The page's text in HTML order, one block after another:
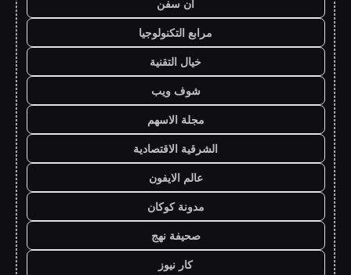
ان سفن
مرابع التكنولوجيا
خيال التقنية
شوف ويب
مجلة الاسهم
الشرقية الاقتصادية
عالم الايفون
مدونة كوكان
صحيفة نهج
كار نيوز